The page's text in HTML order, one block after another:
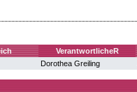
VerantwortlicheR
Dorothea Greiling